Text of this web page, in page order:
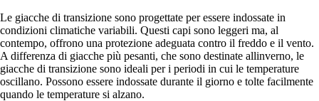
Le giacche di transizione sono progettate per essere indossate in
condizioni climatiche variabili. Questi capi sono leggeri ma, al
contempo, offrono una protezione adeguata contro il freddo e il vento.
A differenza di giacche più pesanti, che sono destinate allinverno, le
giacche di transizione sono ideali per i periodi in cui le temperature
oscillano. Possono essere indossate durante il giorno e tolte facilmente
quando le temperature si alzano.